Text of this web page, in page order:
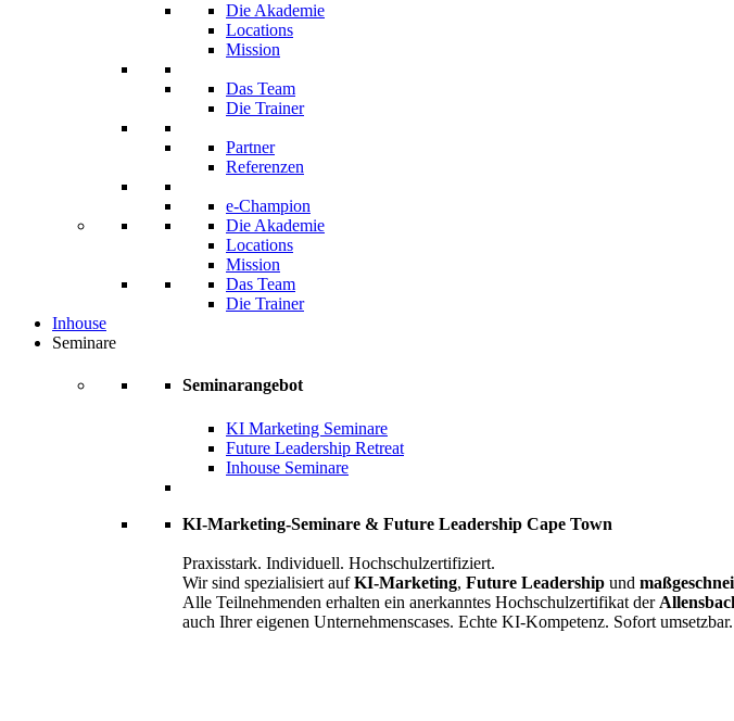
Die Akademie
Locations
Mission
Das Team
Die Trainer
Partner
Referenzen
e-Champion
Die Akademie
Locations
Mission
Das Team
Die Trainer
Inhouse
Seminare
Seminarangebot
KI Marketing Seminare
Future Leadership Retreat
Inhouse Seminare
KI-Marketing-Seminare & Future Leadership Cape Town
Praxisstark. Individuell. Hochschulzertifiziert.
Wir sind spezialisiert aufKI-Marketing, Future Leadership und
Alle Teilnehmenden erhalten ein anerkanntes Hochschulzertifikat der
auch Ihrer eigenen Unternehmenscases. Echte KI-Kompetenz. Sofort